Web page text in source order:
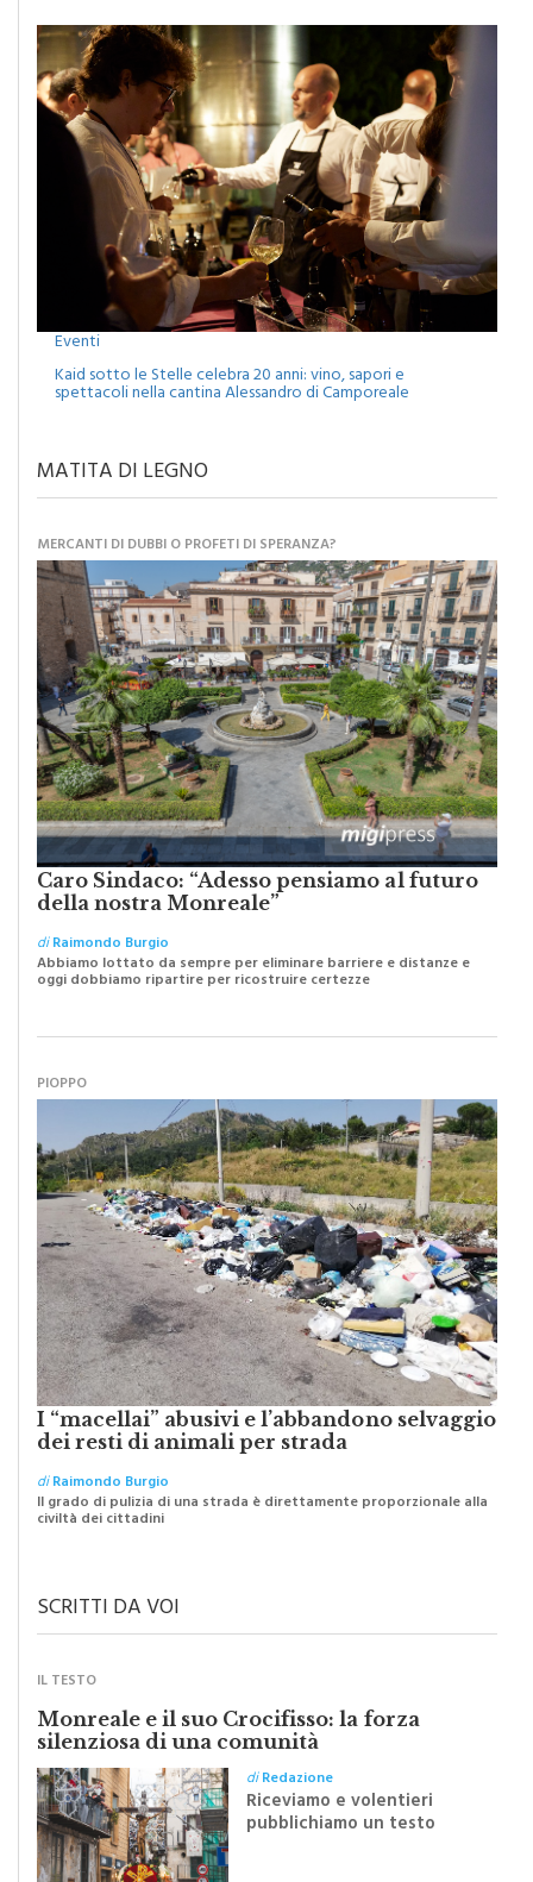
Eventi
Kaid sotto le Stelle celebra 20 anni: vino, sapori e
spettacoli nella cantina Alessandro di Camporeale
MATITA DI LEGNO
MERCANTI DI DUBBI O PROFETI DI SPERANZA?
Caro Sindaco: “Adesso pensiamo al futuro
della nostra Monreale”
diRaimondo Burgio
Abbiamo lottato da sempre per eliminare barriere e distanze e
oggi dobbiamo ripartire per ricostruire certezze
PIOPPO
I “macellai” abusivi e l’abbandono selvaggio
dei resti di animali per strada
diRaimondo Burgio
Il grado di pulizia di una strada è direttamente proporzionale alla
civiltà dei cittadini
SCRITTI DA VOI
IL TESTO
Monreale e il suo Crocifisso: la forza
silenziosa di una comunità
diRedazione
Riceviamo e volentieri
pubblichiamo un testo